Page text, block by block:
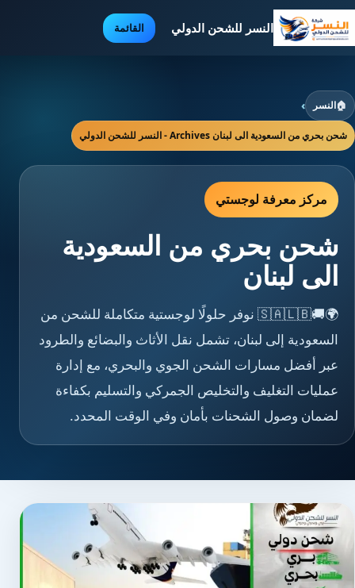
النسر للشحن الدولي القائمة
🏠النسر ›
شحن بحري من السعودية الى لبنان Archives - النسر للشحن الدولي
مركز معرفة لوجستي
شحن بحري من السعودية
الى لبنان
🌍🚚🇸🇦🇱🇧 نوفر حلولًا لوجستية متكاملة للشحن من
السعودية إلى لبنان، تشمل نقل الأثاث والبضائع والطرود
عبر أفضل مسارات الشحن الجوي والبحري، مع إدارة
عمليات التغليف والتخليص الجمركي والتسليم بكفاءة
لضمان وصول الشحنات بأمان وفي الوقت المحدد.